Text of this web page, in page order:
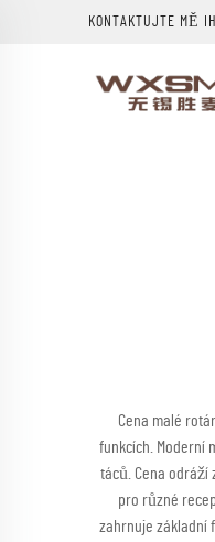
KONTAKTUJTE MĚ
Cena malé
funkcích. Moderní
táců. Cena odráží
pro různé
zahrnuje základní